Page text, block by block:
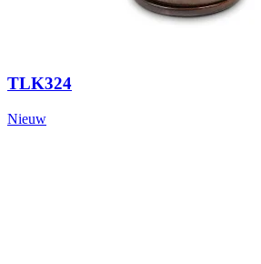
TLK324
Nieuw